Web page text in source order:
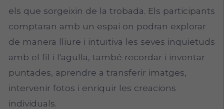
els que sorgeixin de la trobada. Els participants
comptaran amb un espai on podran explorar
de manera lliure i intuïtiva les seves inquietuds
amb el fil i l'agulla, també recordar i inventar
puntades, aprendre a transferir imatges,
intervenir fotos i enriquir les creacions
individuals.